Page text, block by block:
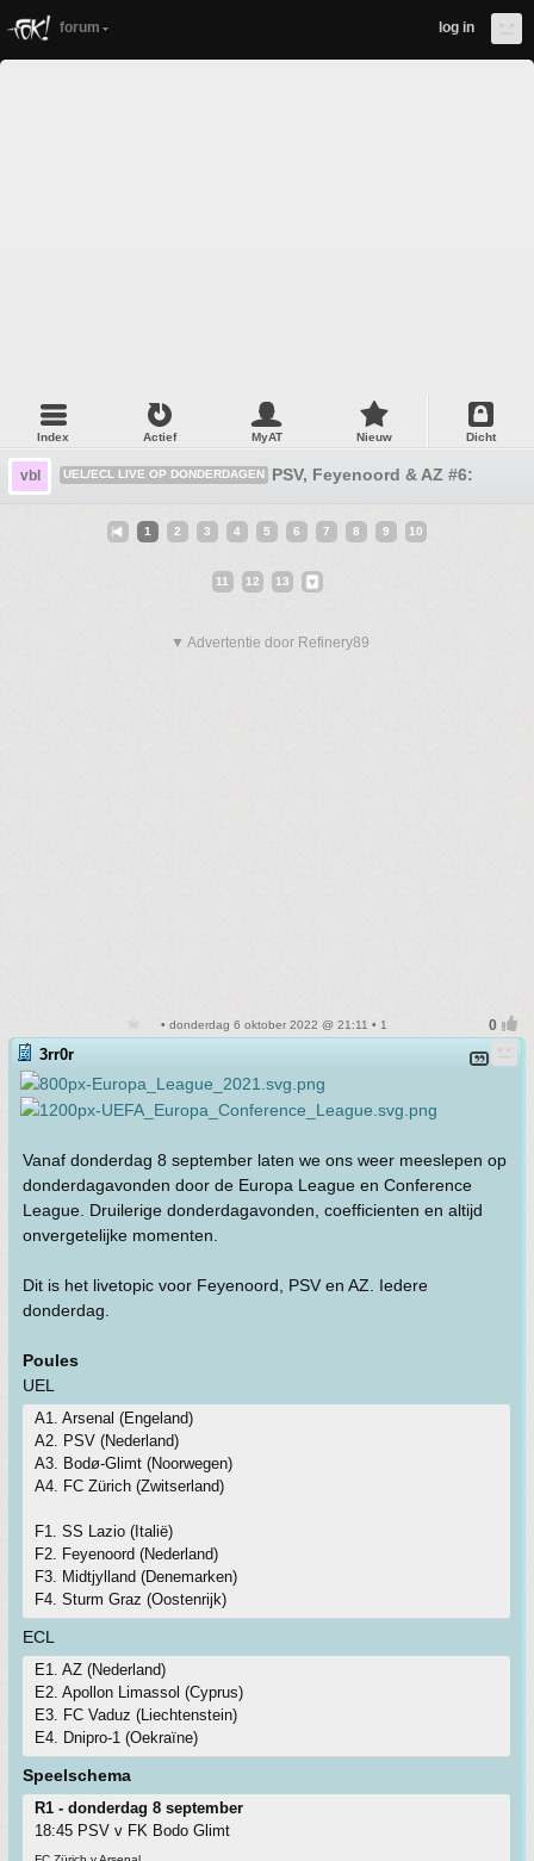
forum log in
Index Actief MyAT Nieuw Dicht
vbl UEL/ECL LIVE OP DONDERDAGEN PSV, Feyenoord & AZ #6:
1 2 3 4 5 6 7 8 9 10
11 12 13
▼ Advertentie door Refinery89
• donderdag 6 oktober 2022 @ 21:11 • 1
3rr0r
Vanaf donderdag 8 september laten we ons weer meeslepen op
donderdagavonden door de Europa League en Conference
League. Druilerige donderdagavonden, coefficienten en altijd
onvergetelijke momenten.
Dit is het livetopic voor Feyenoord, PSV en AZ. Iedere
donderdag.
Poules
UEL
A1. Arsenal (Engeland)
A2. PSV (Nederland)
A3. Bodø-Glimt (Noorwegen)
A4. FC Zürich (Zwitserland)
F1. SS Lazio (Italië)
F2. Feyenoord (Nederland)
F3. Midtjylland (Denemarken)
F4. Sturm Graz (Oostenrijk)
ECL
E1. AZ (Nederland)
E2. Apollon Limassol (Cyprus)
E3. FC Vaduz (Liechtenstein)
E4. Dnipro-1 (Oekraïne)
Speelschema
R1 - donderdag 8 september
18:45 PSV v FK Bodo Glimt